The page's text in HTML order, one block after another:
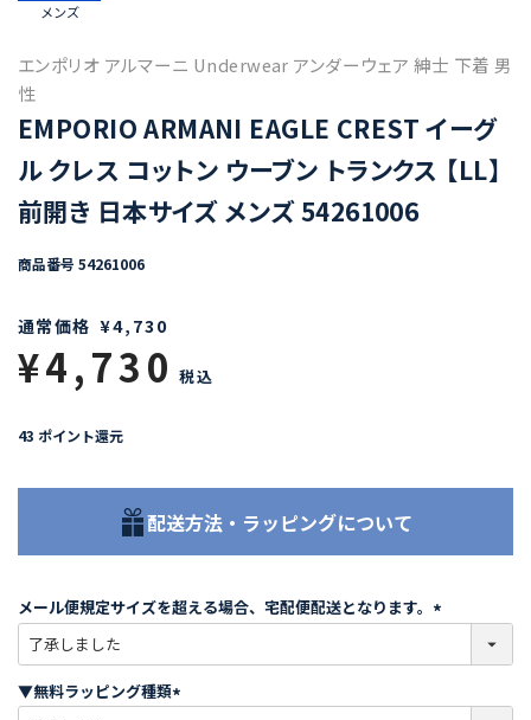
メンズ
エンポリオ アルマーニ Underwear アンダーウェア 紳士 下着 男
性
EMPORIO ARMANI EAGLE CREST イーグ
ル クレス コットン ウーブン トランクス 【LL】
前開き 日本サイズ メンズ 54261006
商品番号 54261006
通常価格 ¥4,730
¥4,730 税込
43 ポイント還元
配送方法・ラッピングについて
メール便規定サイズを超える場合、宅配便配送となります。
必
)
▼無料ラッピング種類